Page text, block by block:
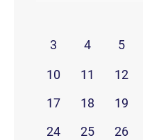
3
4 5
10 11 12
17
18 19
24
25 26